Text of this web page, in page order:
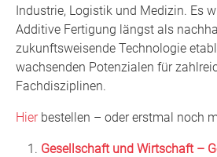
Industrie, Logistik und Medizin. Es
Additive Fertigung längst als
zukunftsweisende Technologie
wachsenden Potenzialen für
Fachdisziplinen.
Hierbestellen – oder erstmal noch
Gesellschaft und Wirtschaft –